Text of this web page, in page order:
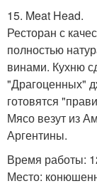
15. Meat Head.
Ресторан с
полностью
винами. Кухню
"Драгоценных"
готовятся
Мясо везут из
Аргентины.
Время работы:
Место: